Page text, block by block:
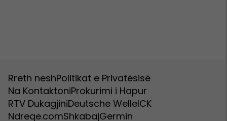
Rreth neshPolitikat e Privatësisë
Na KontaktoniProkurimi i Hapur
RTV DukagjiniDeutsche WelleICK
Ndreqe.comShkabajGermin